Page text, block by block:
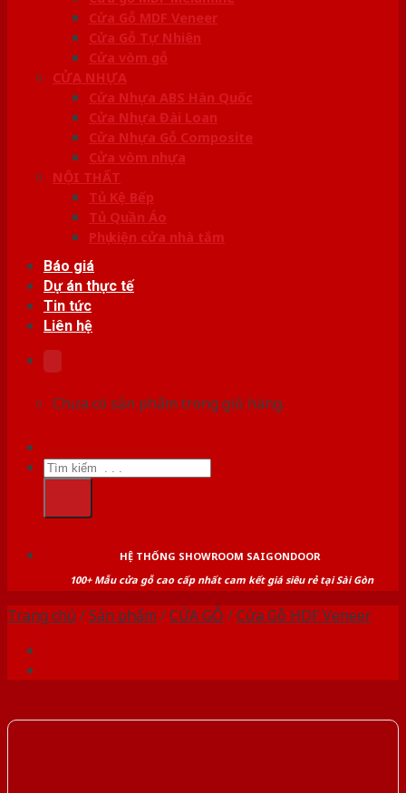
Cửa Gỗ MDF Veneer
Cửa Gỗ Tự Nhiên
Cửa vòm gỗ
CỬA NHỰA
Cửa Nhựa ABS Hàn Quốc
Cửa Nhựa Đài Loan
Cửa Nhựa Gỗ Composite
Cửa vòm nhựa
NỘI THẤT
Tủ Kệ Bếp
Tủ Quần Áo
Phụ kiện cửa nhà tắm
Báo giá
Dự án thực tế
Tin tức
Liên hệ
Chưa có sản phẩm trong giỏ hàng.
Tìm
kiếm:
HỆ THỐNG SHOWROOM SAIGONDOOR
100+ Mẫu cửa gỗ cao cấp nhất cam kết giá siêu rẻ tại Sài Gòn
Trang chủ /Sản phẩm /CỬA GỖ /Cửa Gỗ HDF Veneer